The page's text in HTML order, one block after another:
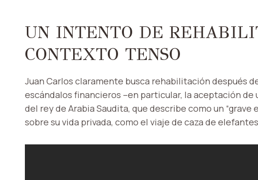
UN INTENTO DE
CONTEXTO TENSO
Juan Carlos claramente busca rehabilitación después
escándalos financieros –en particular, la aceptación de
del rey de Arabia Saudita, que describe como un
sobre su vida privada, como el viaje de caza de